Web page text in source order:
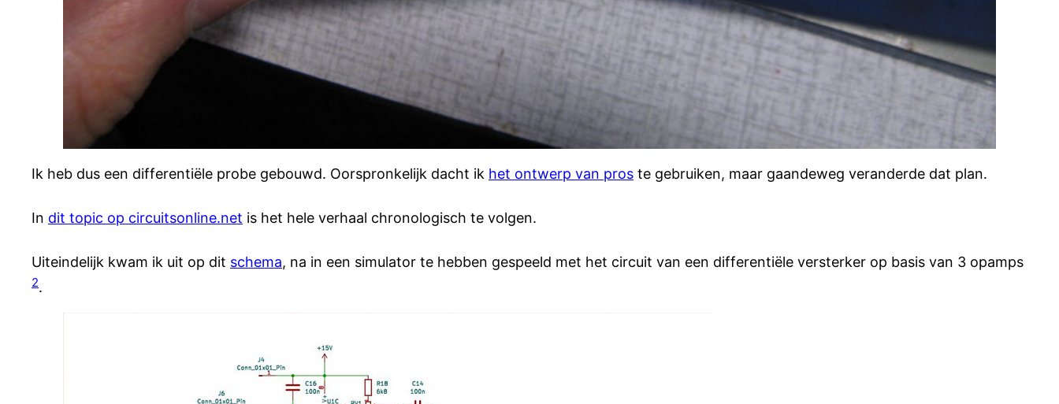
Ik heb dus een differentiële probe gebouwd. Oorspronkelijk dacht ik het ontwerp van pros te gebruiken, maar gaandeweg veranderde dat plan.
In dit topic op circuitsonline.net is het hele verhaal chronologisch te volgen.
Uiteindelijk kwam ik uit op dit schema, na in een simulator te hebben gespeeld met het circuit van een differentiële versterker op basis van 3 opamps
2.